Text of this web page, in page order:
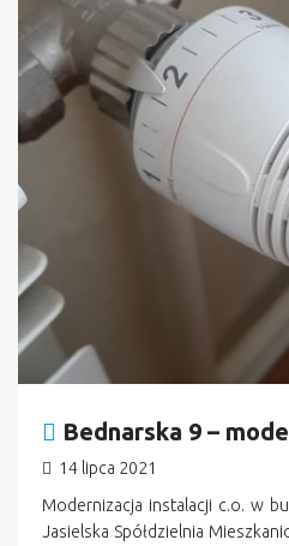
Bednarska 9 –
14 lipca 2021
Modernizacja instalacji c.o. w
Jasielska Spółdzielnia